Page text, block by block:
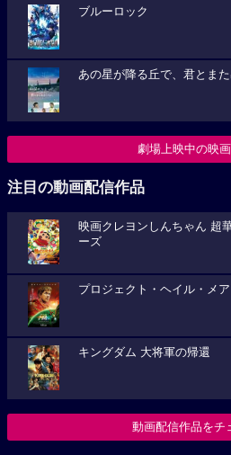
ブルーロック
あの星が降る丘で、君とまた
劇場上映中の映
注目の動画配信作品
映画クレヨンしんちゃん 超
ーズ
プロジェクト・ヘイル・メ
キングダム 大将軍の帰還
動画配信作品をチ